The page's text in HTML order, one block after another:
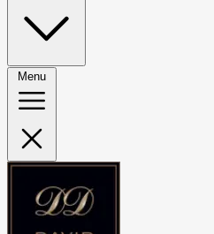
Menu